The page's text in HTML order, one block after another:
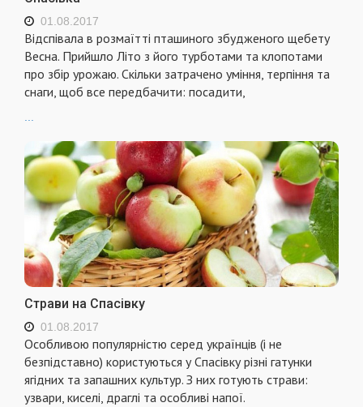
01.08.2017
Відспівала в розмаїтті пташиного збудженого щебету
Весна. Прийшло Літо з його турботами та клопотами
про збір урожаю. Скільки затрачено уміння, терпіння та
снаги, щоб все передбачити: посадити,
Страви на Спасівку
01.08.2017
Особливою популярністю серед українців (і не
безпідставно) користуються у Спасівку різні гатунки
ягідних та запашних культур. З них готують страви:
узвари, киселі, драглі та особливі напої.